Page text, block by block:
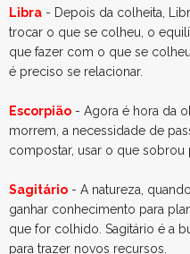
Libra - Depois da colheita,
trocar o que se colheu, o
que fazer com o que se
é preciso se relacionar.
Escorpião - Agora é hora da
morrem, a necessidade de
compostar, usar o que sobrou
Sagitário - A natureza,
ganhar conhecimento para
que for colhido. Sagitário é a
para trazer novos recursos.